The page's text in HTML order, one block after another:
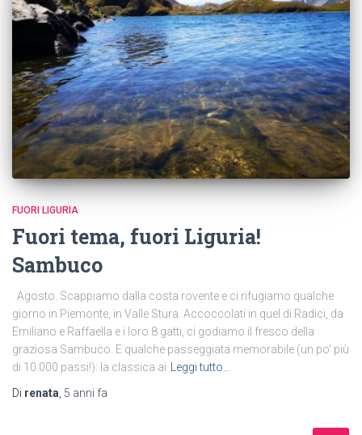
FUORI LIGURIA
Fuori tema, fuori Liguria!
Sambuco
Agosto. Scappiamo dalla costa rovente e ci rifugiamo qualche
giorno in Piemonte, in Valle Stura. Accoccolati in quel di Radici, da
Emiliano e Raffaella e i loro 8 gatti, ci godiamo il fresco della
graziosa Sambuco. E qualche passeggiata memorabile (un po’ più
di 10.000 passi!): la classica ai
Leggi tutto…
Di renata 5 anni fa